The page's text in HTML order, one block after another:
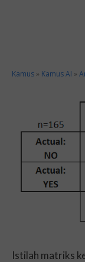
Kamus » Kamus AI »
Istilah matriks